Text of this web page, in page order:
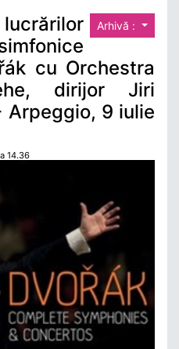
Arhivă :
cu Orchestra
dirijor Jiri
Arpeggio, 9 iulie
14.36